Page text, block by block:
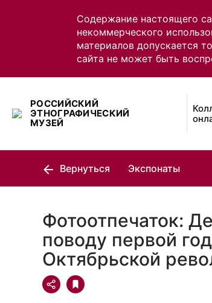
Содержание настоящего
некоммерческого
материалов допускается
сайта не может быть
РОССИЙСКИЙ
ЭТНОГРАФИЧЕСКИЙ
МУЗЕЙ
Вернуться Экспонаты
Фотоотпечаток:
поводу первой
Октябрьской